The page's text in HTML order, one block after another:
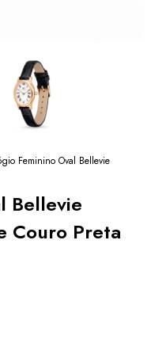
Feminino Oval Bellevie
Bellevie
Couro Preta